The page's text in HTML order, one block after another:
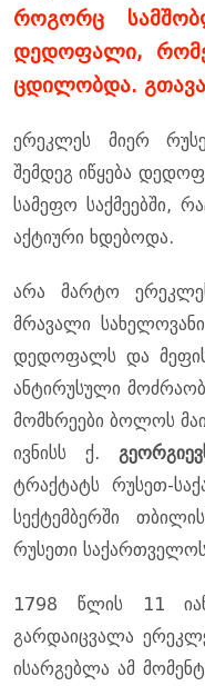
როგორც
დედოფალი,
ცდილობდა.
ერეკლეს მიერ
შემდეგ იწყება
სამეფო საქმეებში,
აქტიური ხდებოდა.
არა მარტო
მრავალი
დედოფალს და მეფის
ანტირუსული
მომხრეები ბოლოს
ივნისს ქ.
ტრაქტატს რუსეთ-
სექტემბერში
რუსეთი
1798 წლის 11
გარდაიცვალა
ისარგებლა ამ